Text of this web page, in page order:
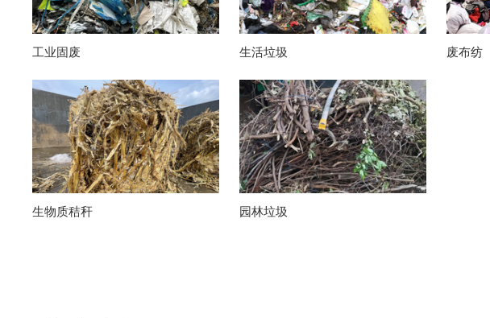
工业固废 生活垃圾 废布纺
生物质秸秆 园林垃圾